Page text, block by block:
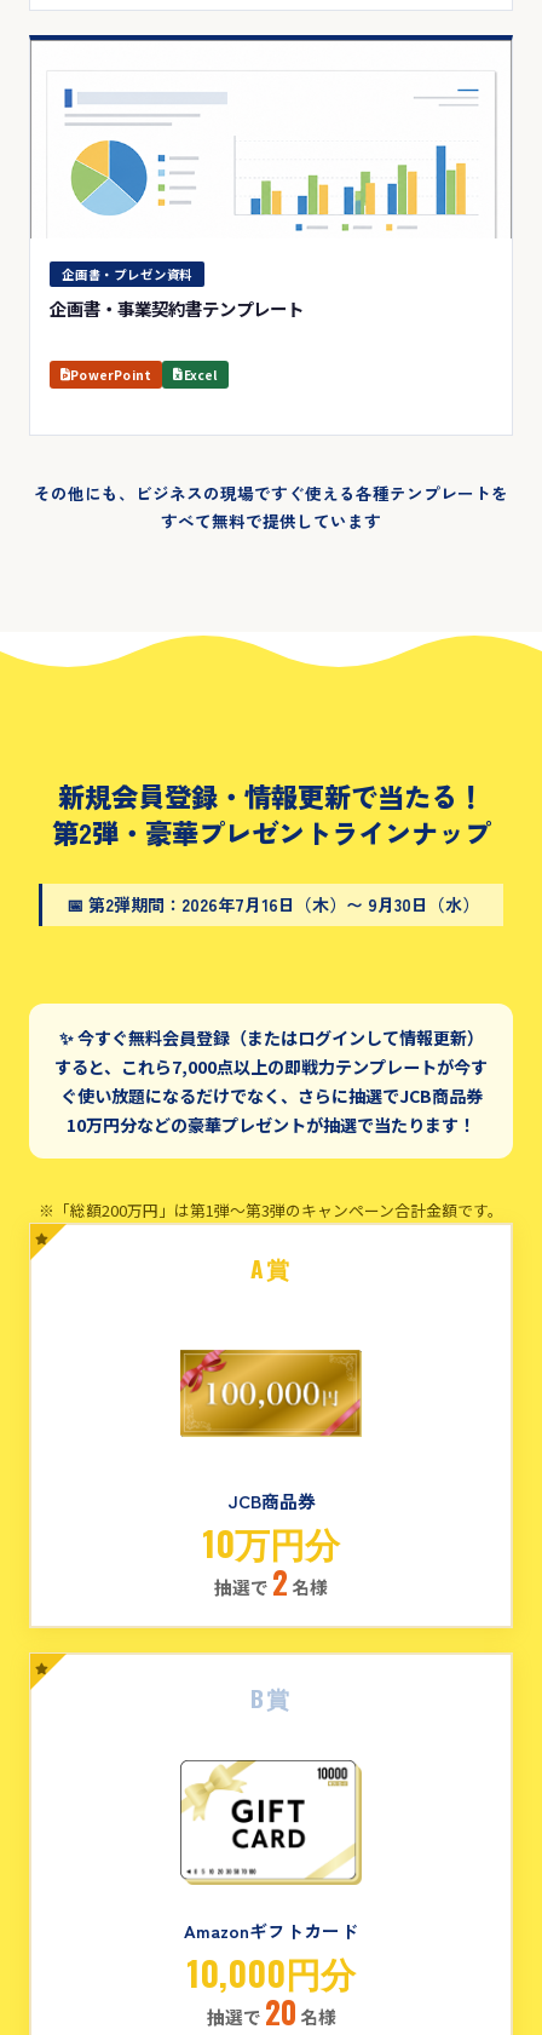
企画書・プレゼン資料
企画書・事業契約書テンプレート
PowerPoint Excel
その他にも、ビジネスの現場ですぐ使える各種テンプレートを
すべて無料で提供しています
新規会員登録・情報更新で当たる！
第2弾・豪華プレゼントラインナップ
📅 第2弾期間：2026年7月16日（木）〜 9月30日（水）
✨ 今すぐ無料会員登録（またはログインして情報更新）
すると、これら7,000点以上の即戦力テンプレートが今す
ぐ使い放題になるだけでなく、さらに抽選でJCB商品券
10万円分などの豪華プレゼントが抽選で当たります！
※「総額200万円」は第1弾〜第3弾のキャンペーン合計金額です。
A賞
JCB商品券
10万円分
抽選で 2 名様
B賞
Amazonギフトカード
10,000円分
抽選で 20 名様